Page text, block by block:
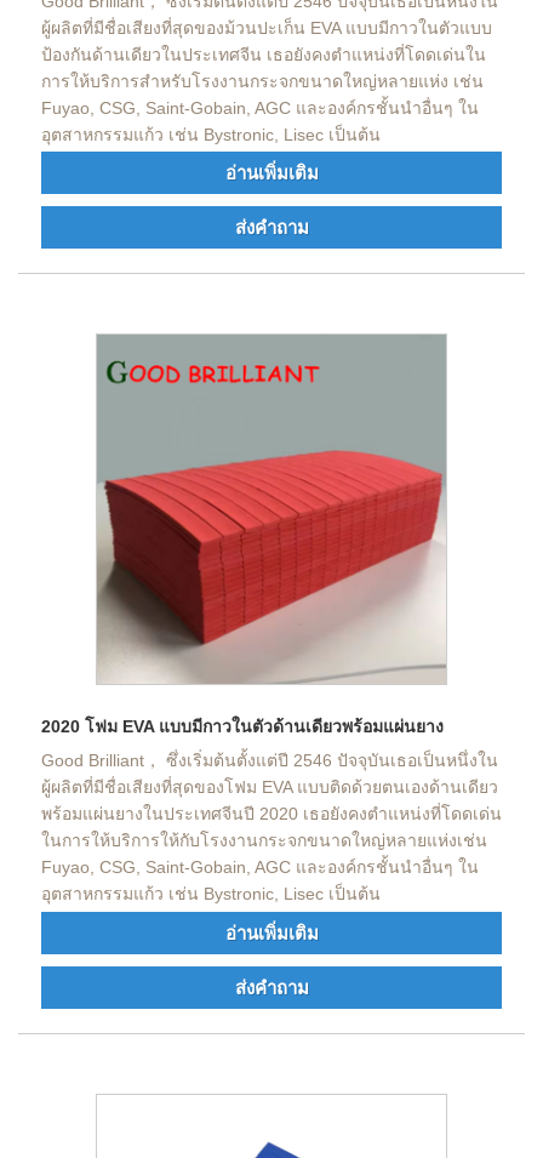
ผู้ผลิตที่มีชื่อเสียงที่สุดของม้วนปะเก็น EVA แบบมีกาวในตัวแบบ
ป้องกันด้านเดียวในประเทศจีน เธอยังคงตำแหน่งที่โดดเด่นใน
การให้บริการสำหรับโรงงานกระจกขนาดใหญ่หลายแห่ง เช่น
Fuyao, CSG, Saint-Gobain, AGC และองค์กรชั้นนำอื่นๆ ใน
อุตสาหกรรมแก้ว เช่น Bystronic, Lisec เป็นต้น
อ่านเพิ่มเติม
ส่งคำถาม
2020 โฟม EVA แบบมีกาวในตัวด้านเดียวพร้อมแผ่นยาง
Good Brilliant， ซึ่งเริ่มต้นตั้งแต่ปี 2546 ปัจจุบันเธอเป็นหนึ่งใน
ผู้ผลิตที่มีชื่อเสียงที่สุดของโฟม EVA แบบติดด้วยตนเองด้านเดียว
พร้อมแผ่นยางในประเทศจีนปี 2020 เธอยังคงตำแหน่งที่โดดเด่น
ในการให้บริการให้กับโรงงานกระจกขนาดใหญ่หลายแห่งเช่น
Fuyao, CSG, Saint-Gobain, AGC และองค์กรชั้นนำอื่นๆ ใน
อุตสาหกรรมแก้ว เช่น Bystronic, Lisec เป็นต้น
อ่านเพิ่มเติม
ส่งคำถาม